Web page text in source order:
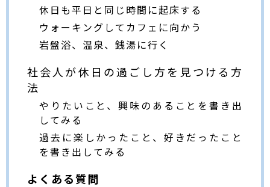
休日も平日と同じ時間に起床する
ウォーキングしてカフェに向かう
岩盤浴、温泉、銭湯に行く
社会人が休日の過ごし方を見つける方
法
やりたいこと、興味のあることを書き出
してみる
過去に楽しかったこと、好きだったこと
を書き出してみる
よくある質問